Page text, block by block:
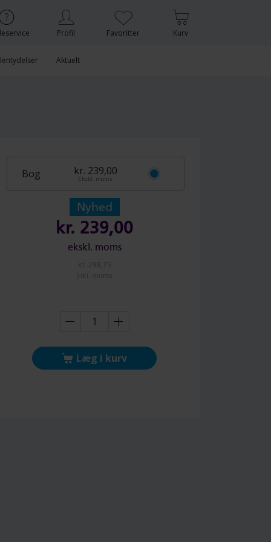
Profil Favoritter Kurv
Aktuelt
Bog kr. 239,00
Ekskl. moms
Nyhed
kr. 239,00
ekskl. moms
Læg i kurv